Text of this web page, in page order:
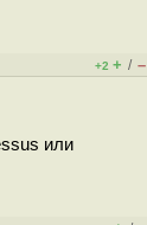
+2 + / –
или